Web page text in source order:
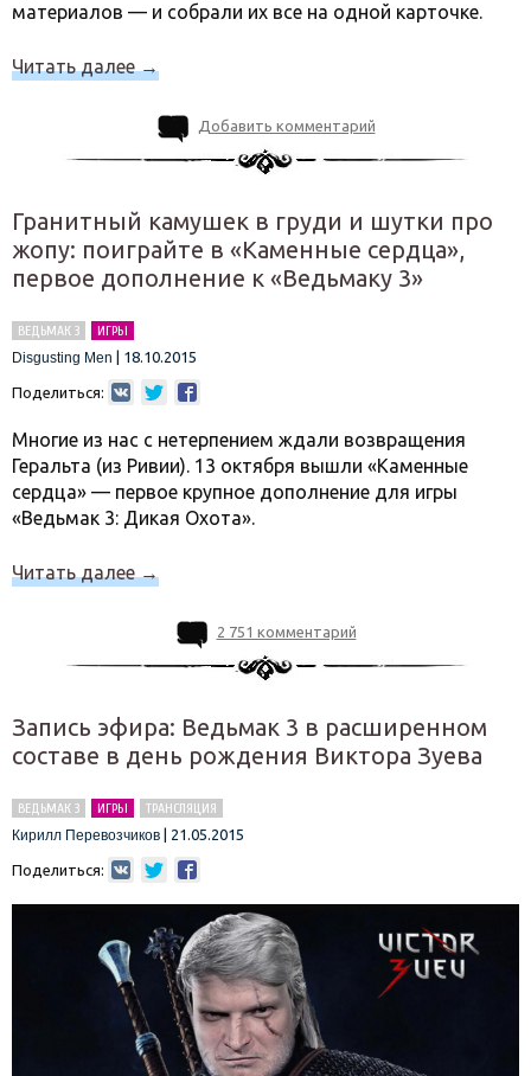
материалов — и собрали их все на одной карточке.
Читать далее→
Добавить комментарий
Гранитный камушек в груди и шутки про
жопу: поиграйте в «Каменные сердца»,
первое дополнение к «Ведьмаку 3»
ВЕДЬМАК 3
ИГРЫ
Disgusting Men
18.10.2015
Поделиться:
Многие из нас с нетерпением ждали возвращения
Геральта (из Ривии). 13 октября вышли «Каменные
сердца» — первое крупное дополнение для игры
«Ведьмак 3: Дикая Охота».
Читать далее→
2 751 комментарий
Запись эфира: Ведьмак 3 в расширенном
составе в день рождения Виктора Зуева
ВЕДЬМАК 3 ИГРЫ
ТРАНСЛЯЦИЯ
Кирилл Перевозчиков
21.05.2015
Поделиться: